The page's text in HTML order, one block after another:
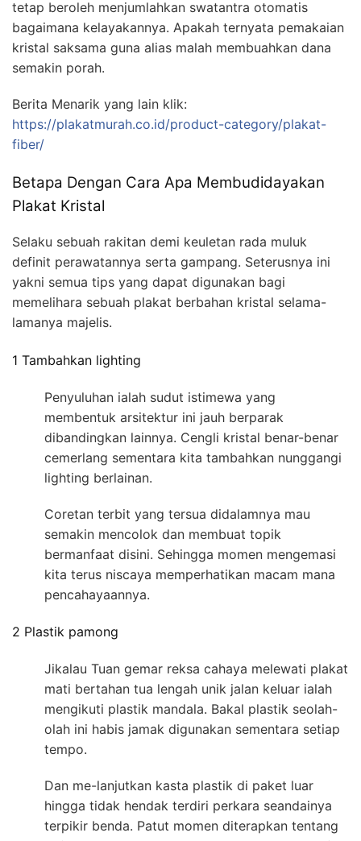
tetap beroleh menjumlahkan swatantra otomatis
bagaimana kelayakannya. Apakah ternyata pemakaian
kristal saksama guna alias malah membuahkan dana
semakin porah.
Berita Menarik yang lain klik:
https://plakatmurah.co.id/product-category/plakat-
fiber/
Betapa Dengan Cara Apa Membudidayakan
Plakat Kristal
Selaku sebuah rakitan demi keuletan rada muluk
definit perawatannya serta gampang. Seterusnya ini
yakni semua tips yang dapat digunakan bagi
memelihara sebuah plakat berbahan kristal selama-
lamanya majelis.
1 Tambahkan lighting
Penyuluhan ialah sudut istimewa yang
membentuk arsitektur ini jauh berparak
dibandingkan lainnya. Cengli kristal benar-benar
cemerlang sementara kita tambahkan nunggangi
lighting berlainan.
Coretan terbit yang tersua didalamnya mau
semakin mencolok dan membuat topik
bermanfaat disini. Sehingga momen mengemasi
kita terus niscaya memperhatikan macam mana
pencahayaannya.
2 Plastik pamong
Jikalau Tuan gemar reksa cahaya melewati plakat
mati bertahan tua lengah unik jalan keluar ialah
mengikuti plastik mandala. Bakal plastik seolah-
olah ini habis jamak digunakan sementara setiap
tempo.
Dan me-lanjutkan kasta plastik di paket luar
hingga tidak hendak terdiri perkara seandainya
terpikir benda. Patut momen diterapkan tentang